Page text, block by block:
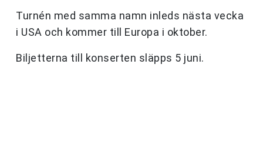
Turnén med samma namn inleds nästa vecka
i USA och kommer till Europa i oktober.
Biljetterna till konserten släpps 5 juni.